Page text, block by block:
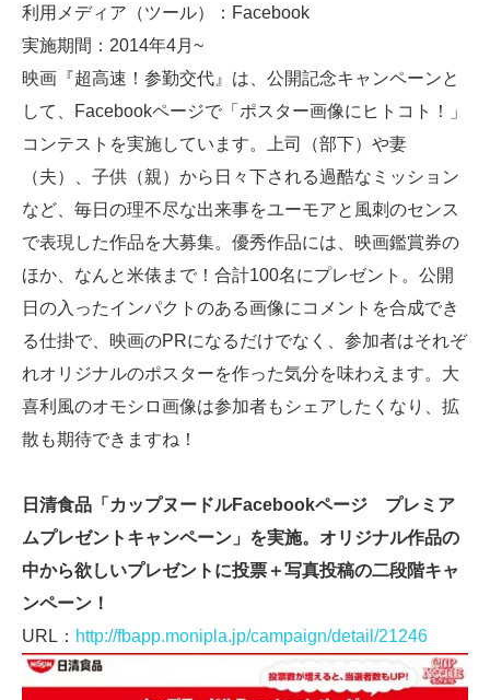
利用メディア（ツール）：Facebook
実施期間：2014年4月~
映画『超高速！参勤交代』は、公開記念キャンペーンと
して、Facebookページで「ポスター画像にヒトコト！」
コンテストを実施しています。上司（部下）や妻
（夫）、子供（親）から日々下される過酷なミッション
など、毎日の理不尽な出来事をユーモアと風刺のセンス
で表現した作品を大募集。優秀作品には、映画鑑賞券の
ほか、なんと米俵まで！合計100名にプレゼント。公開
日の入ったインパクトのある画像にコメントを合成でき
る仕掛で、映画のPRになるだけでなく、参加者はそれぞ
れオリジナルのポスターを作った気分を味わえます。大
喜利風のオモシロ画像は参加者もシェアしたくなり、拡
散も期待できますね！
日清食品「カップヌードルFacebookページ プレミア
ムプレゼントキャンペーン」を実施。オリジナル作品の
中から欲しいプレゼントに投票＋写真投稿の二段階キャ
ンペーン！
URL： http://fbapp.monipla.jp/campaign/detail/21246